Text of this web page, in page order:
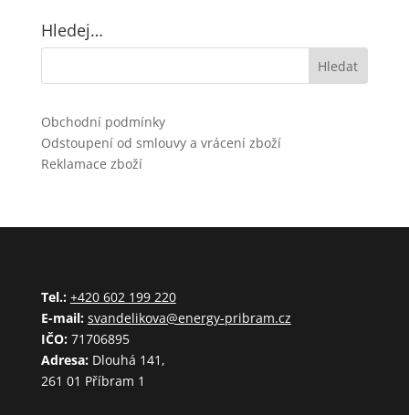
Hledej…
Obchodní podmínky
Odstoupení od smlouvy a vrácení zboží
Reklamace zboží
Tel.: +420 602 199 220
E-mail: svandelikova@energy-pribram.cz
IČO:71706895
Adresa:Dlouhá 141,
261 01 Příbram 1